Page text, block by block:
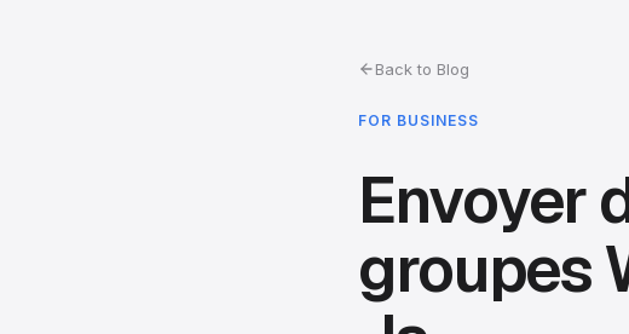
Back to Blog
FOR BUSINESS
Envoyer
groupes